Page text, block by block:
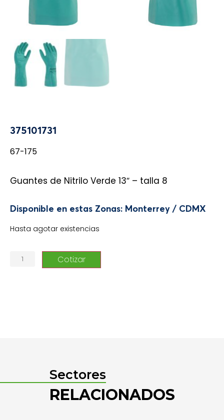
375101731
67-175
Guantes de Nitrilo Verde 13″ – talla 8
Disponible en estas Zonas: Monterrey / CDMX
Hasta agotar existencias
Sectores
RELACIONADOS